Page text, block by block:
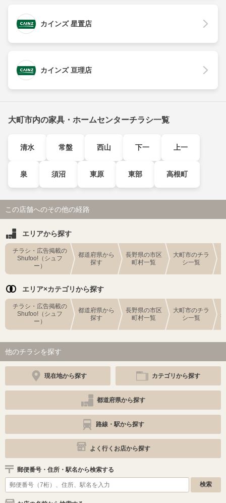
カインズ 星置店
カインズ 亘理店
大町市内の家具・ホームセンターチラシ一覧
清水 常盤 西山 下一 上一
泉 須沼 東原 東部 高根町
この店舗へのその他の経路
エリアから探す
チラシ・広告掲載の
Shufoo!（シュフ
ー）
都道府県から
探す
長野県の市区
町村一覧
大町市のチラ
シ一覧
エリア×カテゴリから探す
チラシ・広告掲載の
Shufoo!（シュフ
ー）
都道府県から
探す
長野県の市区
町村一覧
大町市のチラ
シ一覧
他のチラシを探す
現在地から探す カテゴリから探す
都道府県から探す
路線・駅から探す
よく行くお店から探す
郵便番号・住所・駅名から検索する